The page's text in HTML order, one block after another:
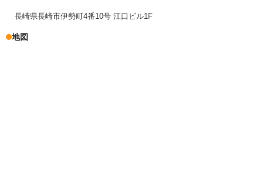
長崎県長崎市伊勢町4番10号 江口ビル1F
地図